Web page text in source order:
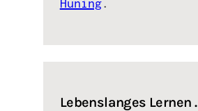
Hüning.
Lebenslanges Lernen .